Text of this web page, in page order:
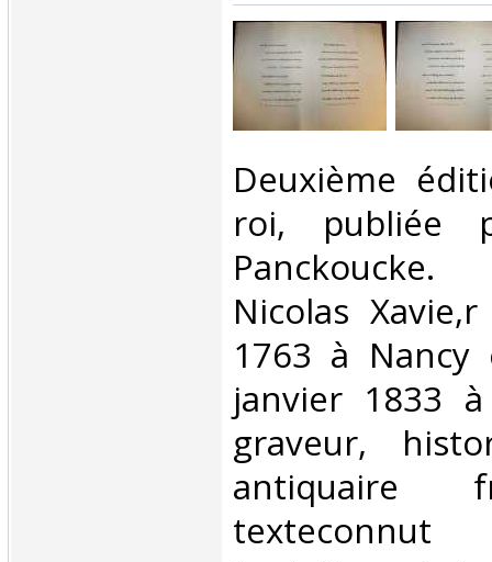
‎Deuxième
roi, publiée
Nicolas
1763 à
janvier 1833
graveur,
antiquaire